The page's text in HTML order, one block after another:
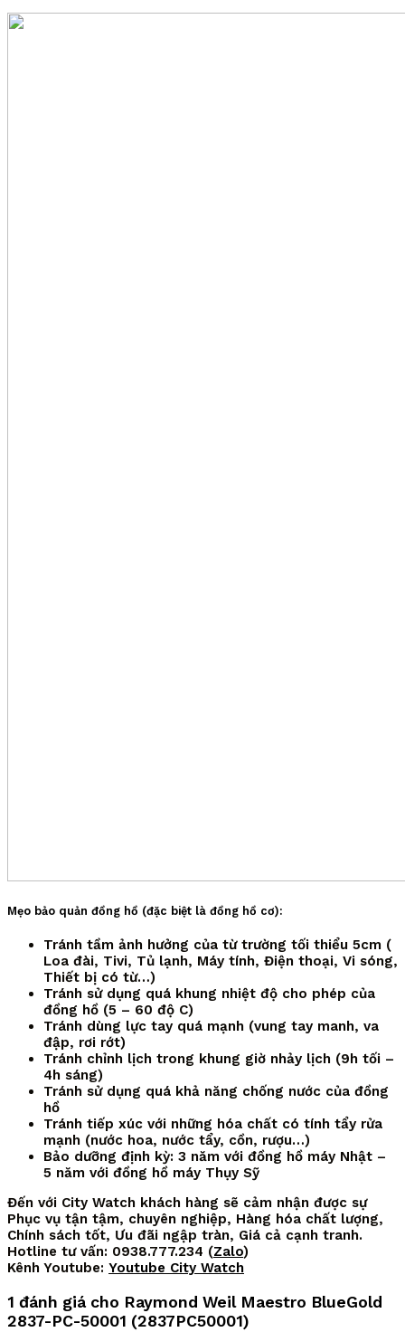
Mẹo bảo quản đồng hồ (đặc biệt là đồng hồ cơ):
Tránh tầm ảnh hưởng của từ trường tối thiểu 5cm (
Loa đài, Tivi, Tủ lạnh, Máy tính, Điện thoại, Vi sóng,
Thiết bị có từ…)
Tránh sử dụng quá khung nhiệt độ cho phép của
đồng hồ (5 – 60 độ C)
Tránh dùng lực tay quá mạnh (vung tay manh, va
đập, rơi rớt)
Tránh chỉnh lịch trong khung giờ nhảy lịch (9h tối –
4h sáng)
Tránh sử dụng quá khả năng chống nước của đồng
hồ
Tránh tiếp xúc với những hóa chất có tính tẩy rửa
mạnh (nước hoa, nước tẩy, cồn, rượu…)
Bảo dưỡng định kỳ: 3 năm với đồng hồ máy Nhật –
5 năm với đồng hồ máy Thụy Sỹ
Đến với City Watch khách hàng sẽ cảm nhận được sự
Phục vụ tận tậm, chuyên nghiệp, Hàng hóa chất lượng,
Chính sách tốt, Ưu đãi ngập tràn, Giá cả cạnh tranh.
Hotline tư vấn: 0938.777.234 (Zalo)
Kênh Youtube: Youtube City Watch
1 đánh giá cho Raymond Weil Maestro BlueGold
2837-PC-50001 (2837PC50001)